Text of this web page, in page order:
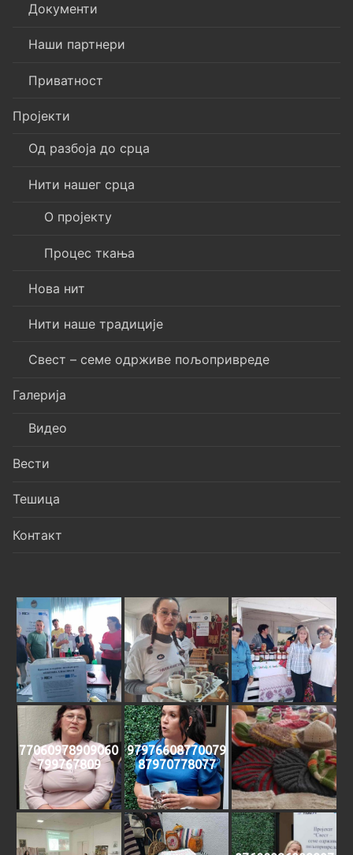
Документи
Наши партнери
Приватност
Пројекти
Од разбоја до срца
Нити нашег срца
О пројекту
Процес ткања
Нова нит
Нити наше традиције
Свест – семе одрживе пољопривреде
Галерија
Видео
Вести
Тешица
Контакт
77060978909060
799767809
97976608770079
87970778077